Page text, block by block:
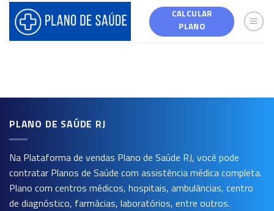
content
CALCULAR
PLANO
PLANO DE SAÚDE RJ
Na Plataforma de vendas Plano de Saúde RJ, você pode
contratar Planos de Saúde com assistência médica completa.
Plano com centros médicos, hospitais, ambulâncias, centro
de diagnóstico, farmácias, laboratórios, entre outros.